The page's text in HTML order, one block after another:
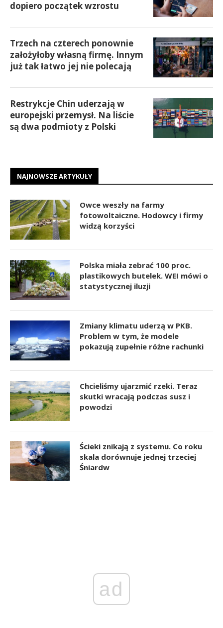
dopiero początek wzrostu
Trzech na czterech ponownie
założyłoby własną firmę. Innym
już tak łatwo jej nie polecają
Restrykcje Chin uderzają w
europejski przemysł. Na liście
są dwa podmioty z Polski
NAJNOWSZE ARTYKUŁY
Owce weszły na farmy
fotowoltaiczne. Hodowcy i firmy
widzą korzyści
Polska miała zebrać 100 proc.
plastikowych butelek. WEI mówi o
statystycznej iluzji
Zmiany klimatu uderzą w PKB.
Problem w tym, że modele
pokazują zupełnie różne rachunki
Chcieliśmy ujarzmić rzeki. Teraz
skutki wracają podczas susz i
powodzi
Ścieki znikają z systemu. Co roku
skala dorównuje jednej trzeciej
Śniardw
ad